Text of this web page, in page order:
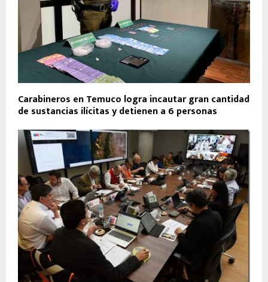
Carabineros en Temuco logra incautar gran cantidad
de sustancias ilícitas y detienen a 6 personas